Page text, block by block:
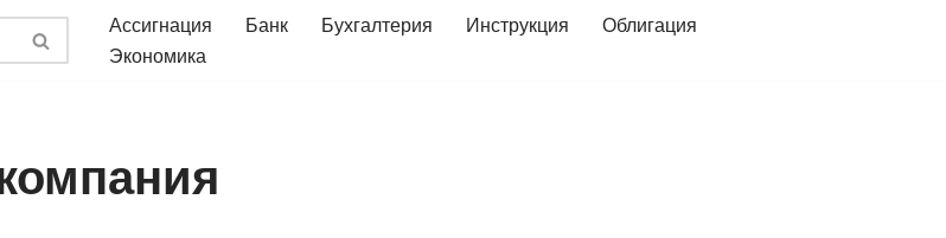
Ассигнация Банк Бухгалтерия Инструкция
Облигация
Экономика